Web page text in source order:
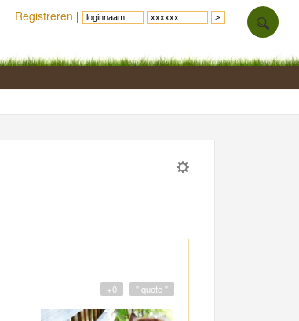
" quote "
+0
Registreren |